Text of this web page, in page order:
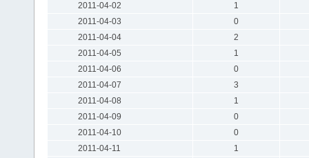
2011-04-02
1
2011-04-03
0
2011-04-04
2
2011-04-05
1
2011-04-06
0
2011-04-07
3
2011-04-08
1
2011-04-09
0
2011-04-10
0
2011-04-11
1